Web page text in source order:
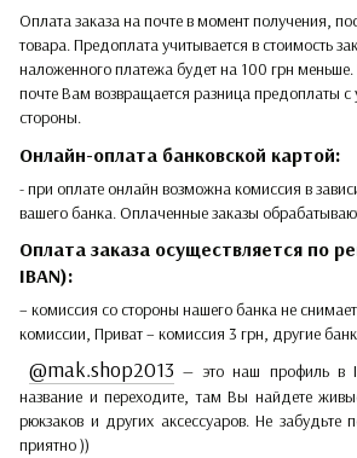
Оплата заказа на почте в момент получения,
товара. Предоплата учитывается в стоимость
наложенного платежа будет на 100 грн меньше.
почте Вам возвращается разница предоплаты с
стороны.
Онлайн-оплата банковской картой:
- при оплате онлайн возможна комиссия в
вашего банка. Оплаченные заказы
Оплата заказа осуществляется по
IBAN):
– комиссия со стороны нашего банка не
комиссии, Приват – комиссия 3 грн, другие
@mak.shop2013 — это наш профиль в
название и переходите, там Вы найдете
рюкзаков и других аксессуаров. Не забудьте
приятно ))